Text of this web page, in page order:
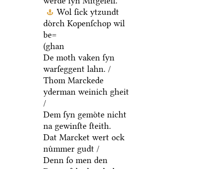
Wol ſick ytzundt
doͤrch Kopenſchop wil
be=
(ghan
De moth vaken ſyn
warſeggent lahn. /
Thom Marckede
yderman weinich gheit
/
Dem ſyn gemoͤte nicht
na gewinſte ſteith.
Dat Marcket wert ock
nuͤmmer gudt /
Denn ſo men den